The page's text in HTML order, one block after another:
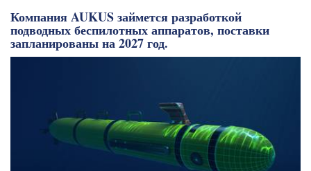
Компания AUKUS займется разработкой
подводных беспилотных аппаратов, поставки
запланированы на 2027 год.